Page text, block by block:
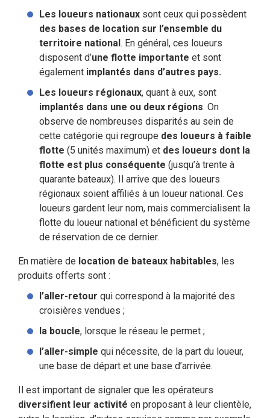
Les loueurs nationaux sont ceux qui possèdent
des bases de location sur l’ensemble du
territoire national. En général, ces loueurs
disposent d’une flotte importante et sont
également implantés dans d’autres pays.
Les loueurs régionaux, quant à eux, sont
implantés dans une ou deux régions. On
observe de nombreuses disparités au sein de
cette catégorie qui regroupe des loueurs à faible
flotte (5 unités maximum) et des loueurs dont la
flotte est plus conséquente (jusqu’à trente à
quarante bateaux). Il arrive que des loueurs
régionaux soient affiliés à un loueur national. Ces
loueurs gardent leur nom, mais commercialisent la
flotte du loueur national et bénéficient du système
de réservation de ce dernier.
En matière de location de bateaux habitables, les
produits offerts sont :
l’aller-retour qui correspond à la majorité des
croisières vendues ;
la boucle, lorsque le réseau le permet ;
l’aller-simple qui nécessite, de la part du loueur,
une base de départ et une base d’arrivée.
Il est important de signaler que les opérateurs
diversifient leur activité en proposant à leur clientèle,